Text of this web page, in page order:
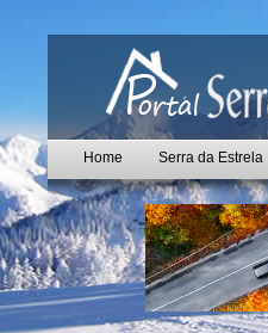
Home Serra da Estrela